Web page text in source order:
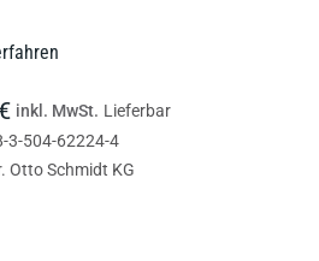
inkl. MwSt. Lieferbar
3-504-62224-4
Otto Schmidt KG